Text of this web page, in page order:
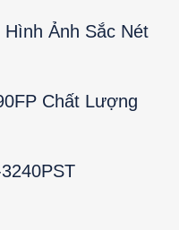
Ảnh Sắc Nét
Chất Lượng